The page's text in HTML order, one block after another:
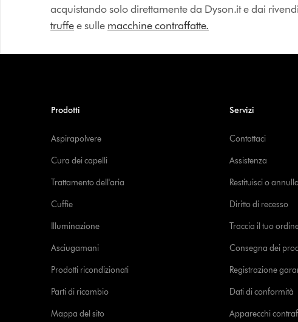
acquistando solo direttamente da Dyson.it e dai
truffee sulle macchine contraffatte.
Prodotti
Aspirapolvere
Cura dei capelli
Trattamento dell'aria
Cuffie
Illuminazione
Asciugamani
Prodotti ricondizionati
Parti di ricambio
Mappa del sito
Servizi
Contattaci
Assistenza
Restituisci o
Diritto di recesso
Traccia il tuo
Consegna dei
Registrazione
Dati di conformità
Apparecchi